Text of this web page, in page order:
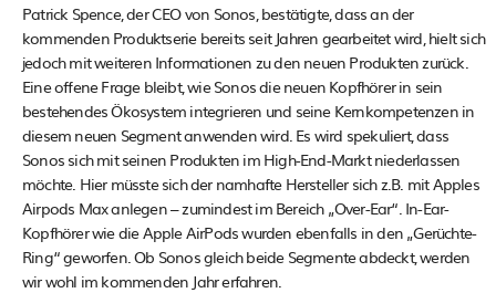
Patrick Spence, der CEO von Sonos, bestätigte, dass an der
kommenden Produktserie bereits seit Jahren gearbeitet wird, hielt sich
jedoch mit weiteren Informationen zu den neuen Produkten zurück.
Eine offene Frage bleibt, wie Sonos die neuen Kopfhörer in sein
bestehendes Ökosystem integrieren und seine Kernkompetenzen in
diesem neuen Segment anwenden wird​​. Es wird spekuliert, dass
Sonos sich mit seinen Produkten im High-End-Markt niederlassen
möchte. Hier müsste sich der namhafte Hersteller sich z.B. mit Apples
Airpods Max anlegen – zumindest im Bereich „Over-Ear“. In-Ear-
Kopfhörer wie die Apple AirPods wurden ebenfalls in den „Gerüchte-
Ring“ geworfen. Ob Sonos gleich beide Segmente abdeckt, werden
wir wohl im kommenden Jahr erfahren.